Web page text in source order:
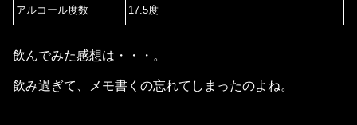
アルコール度数 17.5度
飲んでみた感想は・・・。
飲み過ぎて、メモ書くの忘れてしまったのよね。